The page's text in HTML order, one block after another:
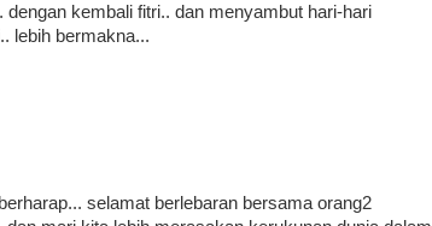
kembali fitri.. dan menyambut hari-hari
lebih bermakna...
selamat berlebaran bersama orang2